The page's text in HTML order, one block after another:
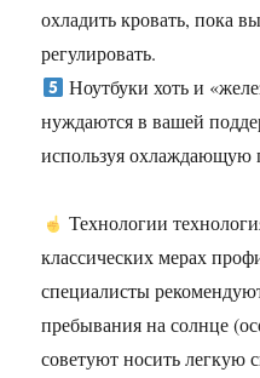
охладить кровать, пока
регулировать.
Ноутбуки хоть и
нуждаются в вашей
используя охлаждающую
Технологии
классических мерах
специалисты
пребывания на солнце
советуют носить легкую